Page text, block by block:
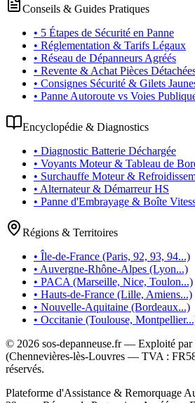
Conseils & Guides Pratiques
• 5 Étapes de Sécurité en Panne
• Réglementation & Tarifs Légaux
• Réseau de Dépanneurs Agréés
• Revente & Achat Pièces
• Consignes Sécurité & Gilets
• Panne Autoroute vs Voies
Encyclopédie & Diagnostics
• Diagnostic Batterie Déchargée
• Voyants Moteur & Tableau de
• Surchauffe Moteur &
• Alternateur & Démarreur HS
• Panne d'Embrayage & Boîte
Régions & Territoires
• Île-de-France (Paris, 92, 93, 94...)
• Auvergne-Rhône-Alpes (Lyon...)
• PACA (Marseille, Nice, Toulon...)
• Hauts-de-France (Lille, Amiens...)
• Nouvelle-Aquitaine (Bordeaux...)
• Occitanie (Toulouse,
© 2026 sos-depanneuse.fr — Exploité par
(Chennevières-lès-Louvres — TVA :
réservés.
Plateforme d'Assistance & Remorquage